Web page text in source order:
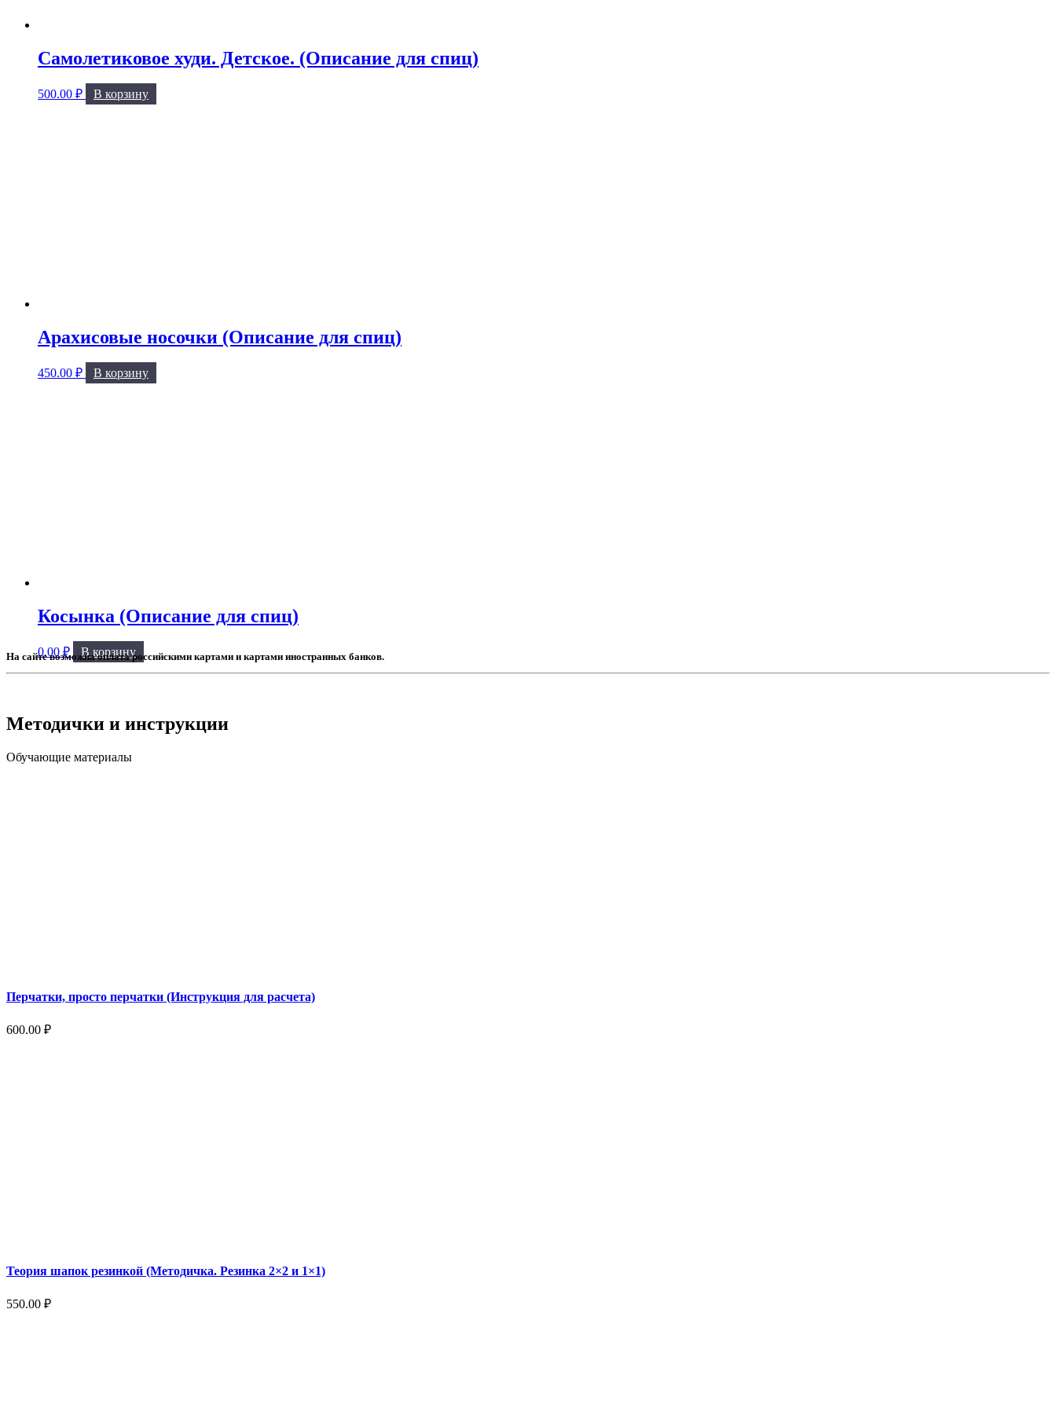
Самолетиковое худи. Детское. (Описание для спиц)
500.00 ₽ В корзину
Арахисовые носочки (Описание для спиц)
450.00 ₽ В корзину
Косынка (Описание для спиц)
0.00 ₽ В корзину
Методички и инструкции
Обучающие материалы
Перчатки, просто перчатки (Инструкция для расчета)
600.00 ₽
Теория шапок резинкой (Методичка. Резинка 2×2 и 1×1)
550.00 ₽